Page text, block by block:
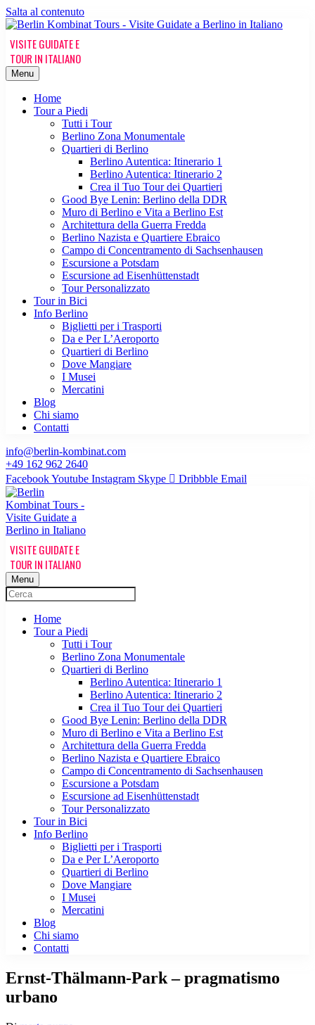
Salta al contenuto
Menu
Home
Tour a Piedi
Tutti i Tour
Berlino Zona Monumentale
Quartieri di Berlino
Berlino Autentica: Itinerario 1
Berlino Autentica: Itinerario 2
Crea il Tuo Tour dei Quartieri
Good Bye Lenin: Berlino della DDR
Muro di Berlino e Vita a Berlino Est
Architettura della Guerra Fredda
Berlino Nazista e Quartiere Ebraico
Campo di Concentramento di Sachsenhausen
Escursione a Potsdam
Escursione ad Eisenhüttenstadt
Tour Personalizzato
Tour in Bici
Info Berlino
Biglietti per i Trasporti
Da e Per L’Aeroporto
Quartieri di Berlino
Dove Mangiare
I Musei
Mercatini
Blog
Chi siamo
Contatti
info@berlin-kombinat.com
+49 162 962 2640
FacebookYoutube Instagram Skype Dribbble Email
Menu
Home
Tour a Piedi
Tutti i Tour
Berlino Zona Monumentale
Quartieri di Berlino
Berlino Autentica: Itinerario 1
Berlino Autentica: Itinerario 2
Crea il Tuo Tour dei Quartieri
Good Bye Lenin: Berlino della DDR
Muro di Berlino e Vita a Berlino Est
Architettura della Guerra Fredda
Berlino Nazista e Quartiere Ebraico
Campo di Concentramento di Sachsenhausen
Escursione a Potsdam
Escursione ad Eisenhüttenstadt
Tour Personalizzato
Tour in Bici
Info Berlino
Biglietti per i Trasporti
Da e Per L’Aeroporto
Quartieri di Berlino
Dove Mangiare
I Musei
Mercatini
Blog
Chi siamo
Contatti
Ernst-Thälmann-Park – pragmatismo
urbano